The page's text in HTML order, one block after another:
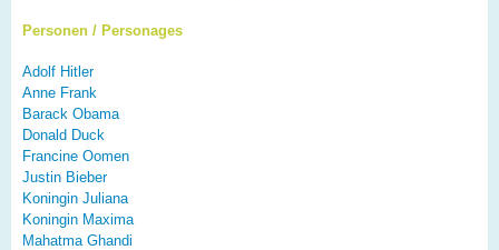
Personen / Personages
Adolf Hitler
Anne Frank
Barack Obama
Donald Duck
Francine Oomen
Justin Bieber
Koningin Juliana
Koningin Maxima
Mahatma Ghandi